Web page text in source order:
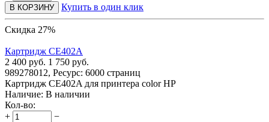
В КОРЗИНУ Купить в один клик
Скидка 27%
Картридж CE402A
2 400 руб. 1 750 руб.
989278012, Ресурс: 6000 страниц
Картридж CE402A для принтера color HP
Наличие: В наличии
Кол-во:
+
−